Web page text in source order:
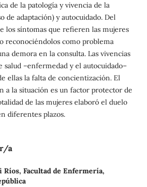
de la patología y vivencia de la
de adaptación) y autocuidado. Del
los síntomas que refieren las mujeres
reconociéndolos como problema
demora en la consulta. Las vivencias
salud –enfermedad y el autocuidado–
ellas la falta de concientización. El
a la situación es un factor protector de
de las mujeres elaboró el duelo
diferentes plazos.
a
Ríos, Facultad de Enfermería,